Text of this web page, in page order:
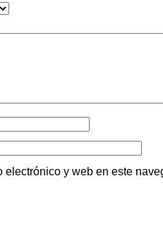
electrónico y web en este